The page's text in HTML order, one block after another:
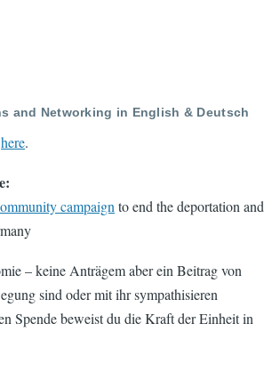
and Networking in English & Deutsch
here.
campaignto end the deportation and
– keine Anträgem aber ein Beitrag von
sind oder mit ihr sympathisieren
Spende beweist du die Kraft der Einheit in